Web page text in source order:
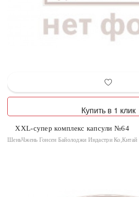
Купить в 1 клик
XXL-супер комплекс капсули №64
ШеньЧжень Гонсен Байолоджи Индастри Ко,Китай